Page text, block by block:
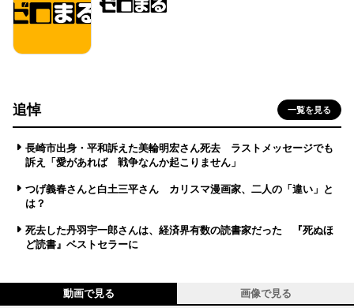
追悼 一覧を見る
長崎市出身・平和訴えた美輪明宏さん死去 ラストメッセージでも
訴え「愛があれば 戦争なんか起こりません」
つげ義春さんと白土三平さん カリスマ漫画家、二人の「違い」と
は？
死去した丹羽宇一郎さんは、経済界有数の読書家だった 『死ぬほ
ど読書』ベストセラーに
動画で見る 画像で見る